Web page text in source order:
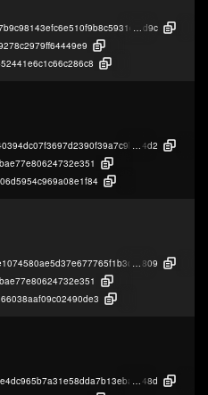
d9c
4d2
809
48d